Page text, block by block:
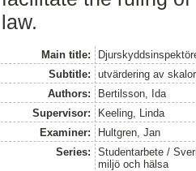
law.
Main title:
Subtitle:
utvärdering av skalor
Authors:
Bertilsson, Ida
Supervisor:
Keeling, Linda
Examiner:
Hultgren, Jan
Series:
Studentarbete /
miljö och hälsa